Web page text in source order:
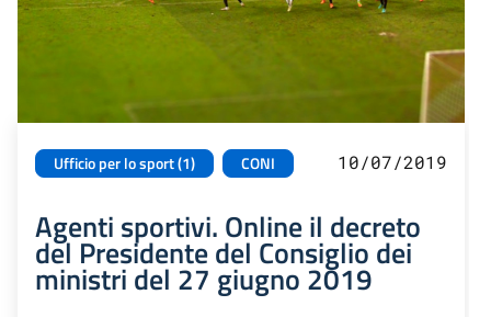
Ufficio per lo sport (1) CONI 10/07/2019
Agenti sportivi. Online il decreto
del Presidente del Consiglio dei
ministri del 27 giugno 2019